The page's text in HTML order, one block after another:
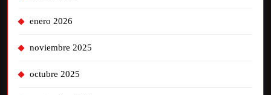
enero 2026
noviembre 2025
octubre 2025